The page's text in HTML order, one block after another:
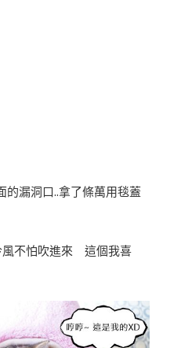
的漏洞口..拿了條萬用毯蓋
不怕吹進來 這個我喜